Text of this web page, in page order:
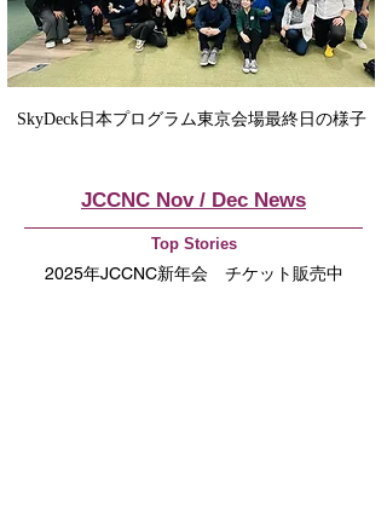
SkyDeck日本プログラム東京会場最終日の様子
JCCNC Nov / Dec News
Top Stories
2025年JCCNC新年会 チケット販売中